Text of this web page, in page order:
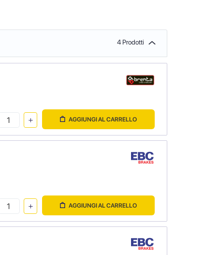
4 Prodotti
AGGIUNGI AL CARRELLO
AGGIUNGI AL CARRELLO